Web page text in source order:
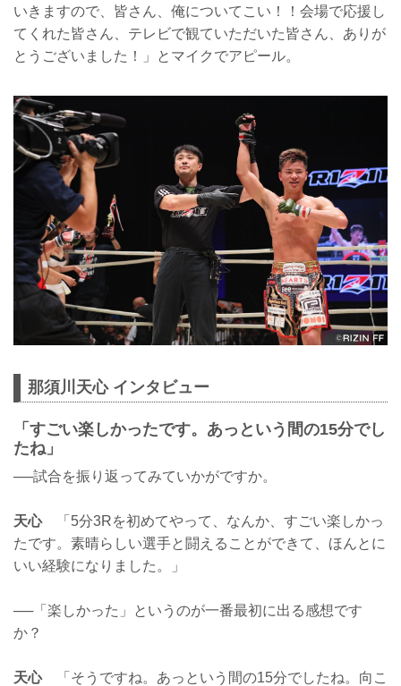
いきますので、皆さん、俺についてこい！！会場で応援し
てくれた皆さん、テレビで観ていただいた皆さん、ありが
とうございました！」とマイクでアピール。
那須川天心 インタビュー
「すごい楽しかったです。あっという間の15分でし
たね」
──試合を振り返ってみていかがですか。
天心「5分3Rを初めてやって、なんか、すごい楽しかっ
たです。素晴らしい選手と闘えることができて、ほんとに
いい経験になりました。」
──「楽しかった」というのが一番最初に出る感想です
か？
天心「そうですね。あっという間の15分でしたね。向こ